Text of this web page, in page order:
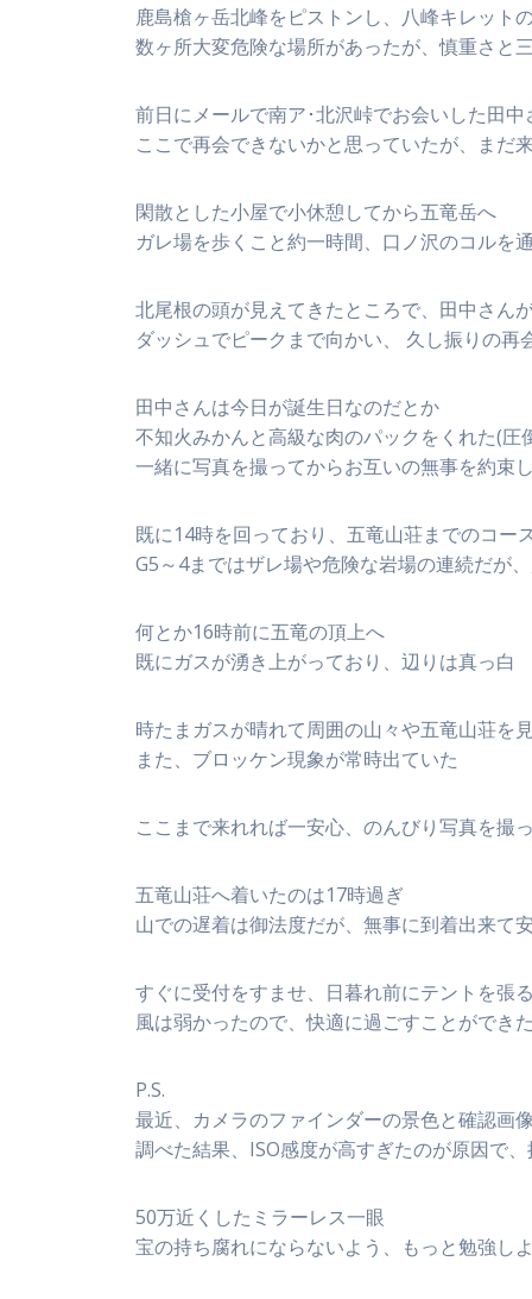
鹿島槍ヶ岳北峰をピストンし、八峰キレット
数ヶ所大変危険な場所があったが、慎重さと
前日にメールで南ア･北沢峠でお会いした田
ここで再会できないかと思っていたが、まだ
閑散とした小屋で小休憩してから五竜岳へ
ガレ場を歩くこと約一時間、口ノ沢のコルを
北尾根の頭が見えてきたところで、田中さん
ダッシュでピークまで向かい、 久し振りの再
田中さんは今日が誕生日なのだとか
不知火みかんと高級な肉のパックをくれた(圧
一緒に写真を撮ってからお互いの無事を約束
既に14時を回っており、五竜山荘までのコー
G5～4まではザレ場や危険な岩場の連続だが
何とか16時前に五竜の頂上へ
既にガスが湧き上がっており、辺りは真っ白
時たまガスが晴れて周囲の山々や五竜山荘を
また、ブロッケン現象が常時出ていた
ここまで来れれば一安心、のんびり写真を撮
五竜山荘へ着いたのは17時過ぎ
山での遅着は御法度だが、無事に到着出来て
すぐに受付をすませ、日暮れ前にテントを張
風は弱かったので、快適に過ごすことができ
P.S.
最近、カメラのファインダーの景色と確認画
調べた結果、ISO感度が高すぎたのが原因で
50万近くしたミラーレス一眼
宝の持ち腐れにならないよう、もっと勉強し